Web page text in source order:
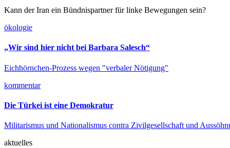
Kann der Iran ein Bündnispartner für linke Bewegungen sein?
ökologie
„Wir sind hier nicht bei Barbara Salesch“
Eichhörnchen-Prozess wegen "verbaler Nötigung"
kommentar
Die Türkei ist eine Demokratur
Militarismus und Nationalismus contra Zivilgesellschaft und
aktuelles